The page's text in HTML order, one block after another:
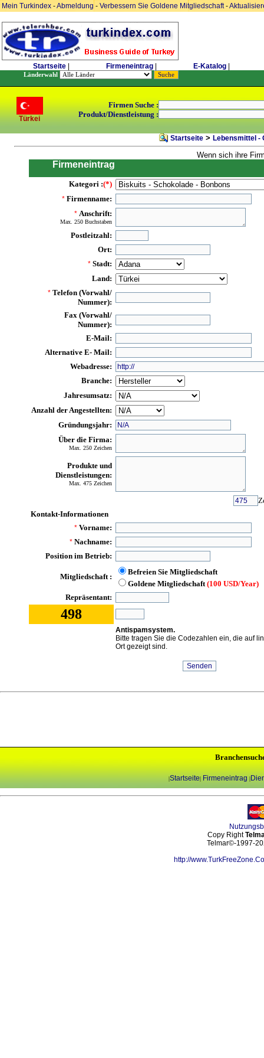
Mein Turkindex -Abmeldung- Verbessern Sie Goldene Mitgliedschaft-
Startseite Firmeneintrag E-Katalog
Länderwahl
Türkei
Firmen Suche :
Produkt/Dienstleistung :
Startseite> Lebensmittel -
Wenn sich ihre
Firmeneintrag
Kategori :(*)
* Firmenname:
* Anschrift:
Max. 250 Buchstaben
Postleitzahl:
Ort:
* Stadt:
Land:
* Telefon (Vorwahl/
Nummer):
Fax (Vorwahl/
Nummer):
E-Mail:
Alternative E- Mail:
Webadresse:
Branche:
Jahresumsatz:
Anzahl der Angestellten:
Gründungsjahr:
Über die Firma:
Max. 250 Zeichen
Produkte und
Dienstleistungen:
Max. 475 Zeichen
Kontakt-Informationen
* Vorname:
* Nachname:
Position im Betrieb:
Mitgliedschaft :
Befreien Sie Mitgliedschaft
Goldene Mitgliedschaft(100 USD/Year)
Repräsentant:
498
Antispamsystem.
Bitte tragen Sie die Codezahlen ein, die auf
Ort gezeigt sind.
|Startseite| Firmeneintrag |
Copy Right
Telmar©-1997-
http://